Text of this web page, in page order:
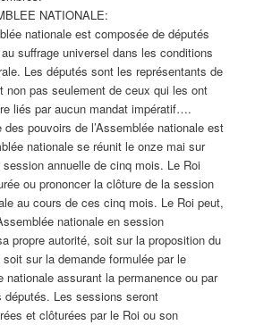
NATIONALE:
nationale est composée de députés
suffrage universel dans les conditions
Les députés sont les représentants de
non pas seulement de ceux qui les ont
liés par aucun mandat impératif….
pouvoirs de l’Assemblée nationale est
nationale se réunit le onze mai sur
annuelle de cinq mois. Le Roi
ou prononcer la clôture de la session
au cours de ces cinq mois. Le Roi peut,
nationale en session
propre autorité, soit sur la proposition du
sur la demande formulée par le
nationale assurant la permanence ou par
Les sessions seront
et clôturées par le Roi ou son